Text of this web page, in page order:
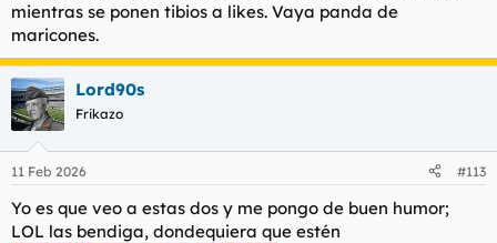
mientras se ponen tibios a likes. Vaya panda de
maricones.
Lord90s
Frikazo
11 Feb 2026 #113
Yo es que veo a estas dos y me pongo de buen humor;
LOL las bendiga, dondequiera que estén